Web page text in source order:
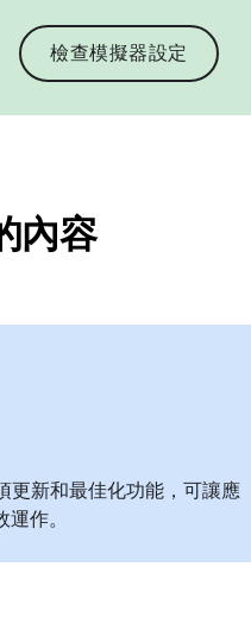
檢查模擬器設定
內容
更新和最佳化功能，可讓應
作。